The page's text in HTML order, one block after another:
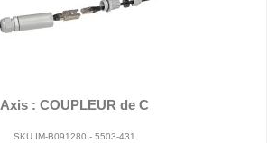
Axis : COUPLEUR de C
SKU IM-B091280 - 5503-431